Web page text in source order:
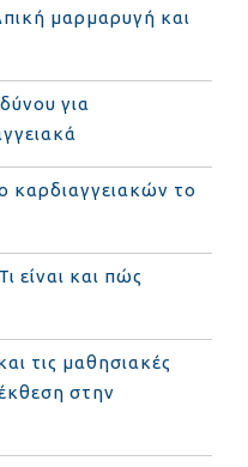
μαρμαρυγή και
για
καρδιαγγειακών το
είναι και πώς
τις μαθησιακές
στην